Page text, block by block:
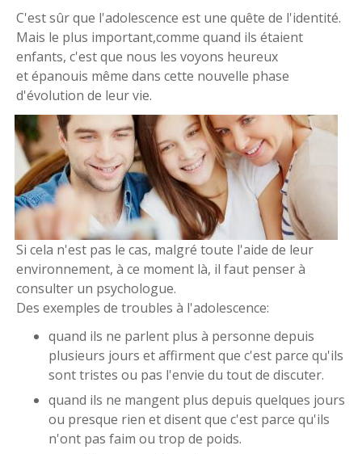
C'est sûr que l'adolescence est une quête de l'identité.
Mais le plus important,comme quand ils étaient
enfants, c'est que nous les voyons heureux
et épanouis même dans cette nouvelle phase
d'évolution de leur vie.
Si cela n'est pas le cas, malgré toute l'aide de leur
environnement, à ce moment là, il faut penser à
consulter un psychologue.
Des exemples de troubles à l'adolescence:
quand ils ne parlent plus à personne depuis
plusieurs jours et affirment que c'est parce qu'ils
sont tristes ou pas l'envie du tout de discuter.
quand ils ne mangent plus depuis quelques jours
ou presque rien et disent que c'est parce qu'ils
n'ont pas faim ou trop de poids.